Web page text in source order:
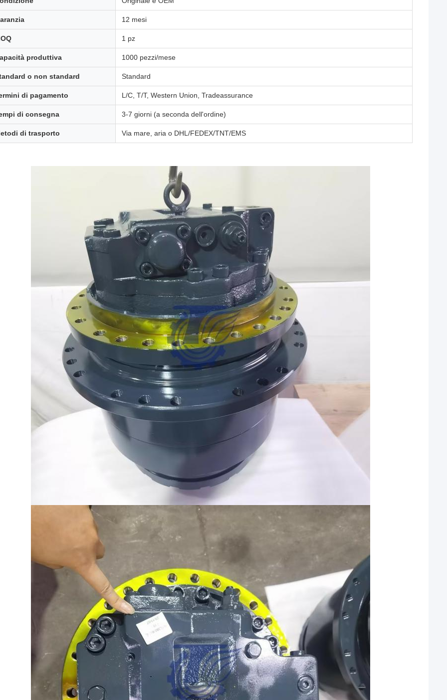
12 mesi
1 pz
produttiva 1000 pezzi/mese
o non standard Standard
di pagamento L/C, T/T, Western Union, Tradeassurance
di consegna 3-7 giorni (a seconda dell'ordine)
di trasporto Via mare, aria o DHL/FEDEX/TNT/EMS